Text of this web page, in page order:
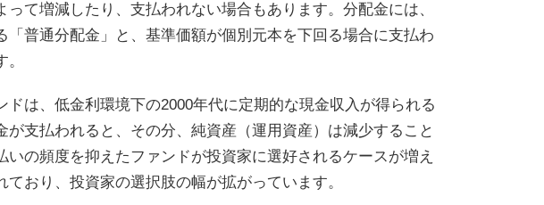
て増減したり、支払われない場合もあります。分配金には、
普通分配金」と、基準価額が個別元本を下回る場合に支払わ
ドは、低金利環境下の2000年代に定期的な現金収入が得られる
支払われると、その分、純資産（運用資産）は減少すること
の頻度を抑えたファンドが投資家に選好されるケースが増え
おり、投資家の選択肢の幅が拡がっています。